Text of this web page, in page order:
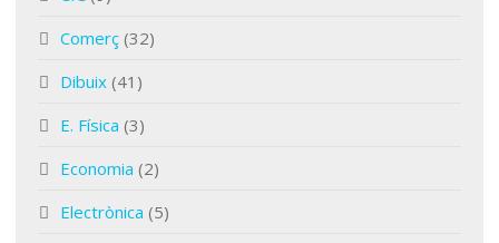
Comerç (32)
Dibuix (41)
E. Física (3)
Economia (2)
Electrònica (5)